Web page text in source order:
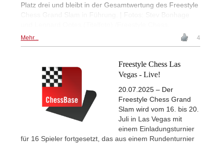
Platz drei und bleibt in der Gesamtwertung des Freestyle
Chess Grand Slam in Führung. | Fotos: Stev Bonhage
Mehr... 4
Freestyle Chess Las
Vegas - Live!
20.07.2025 – Der
Freestyle Chess Grand
Slam wird vom 16. bis 20.
Juli in Las Vegas mit
einem Einladungsturnier
für 16 Spieler fortgesetzt, das aus einem Rundenturnier